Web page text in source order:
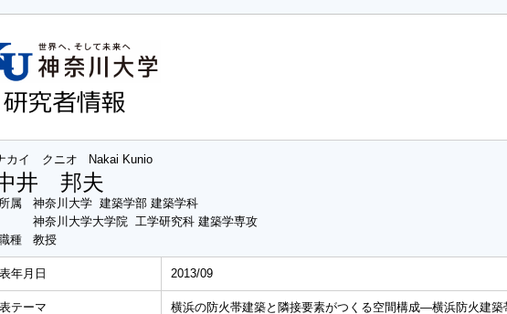
カイ クニオ Nakai Kunio
井 邦夫
属
神奈川大学 建築学部 建築学科
神奈川大学大学院 工学研究科 建築学専攻
種
教授
年月日 2013/09
テーマ 横浜の防火帯建築と隣接要素がつくる空間構成―横浜防火建